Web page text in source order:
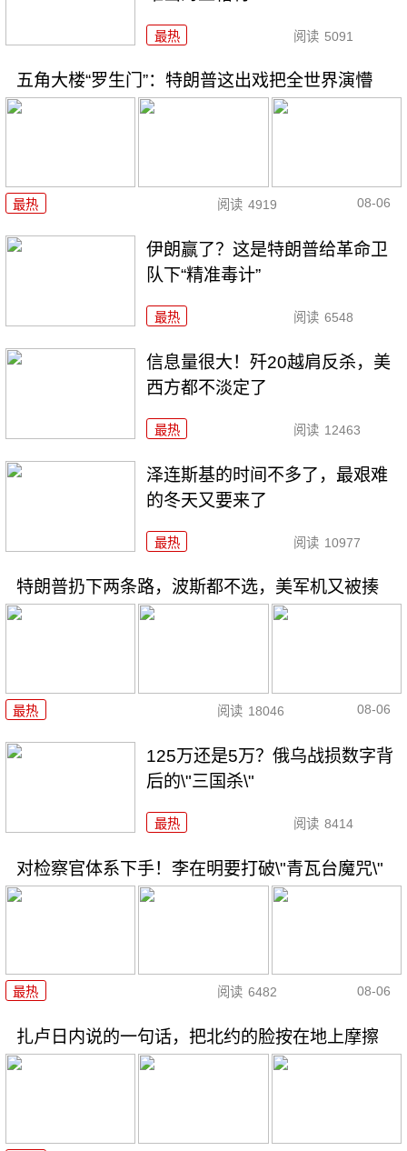
最热 阅读 5091
五角大楼“罗生门”：特朗普这出戏把全世界演懵
最热 阅读 4919 08-06
伊朗赢了？这是特朗普给革命卫
队下“精准毒计”
最热 阅读 6548
信息量很大！歼20越肩反杀，美
西方都不淡定了
最热 阅读 12463
泽连斯基的时间不多了，最艰难
的冬天又要来了
最热 阅读 10977
特朗普扔下两条路，波斯都不选，美军机又被揍
最热 阅读 18046 08-06
125万还是5万？俄乌战损数字背
后的\"三国杀\"
最热 阅读 8414
对检察官体系下手！李在明要打破\"青瓦台魔咒\"
最热 阅读 6482 08-06
扎卢日内说的一句话，把北约的脸按在地上摩擦